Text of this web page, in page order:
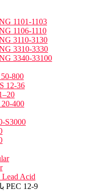
1101-1103
1106-1110
3110-3130
3310-3330
3340-33100
800
12-36
400
S3000
Lead Acid
- باتری PEC 12-9